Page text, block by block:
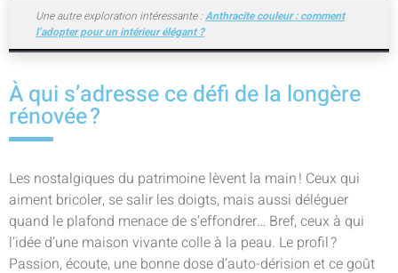
Une autre exploration intéressante :Anthracite couleur : comment
l’adopter pour un intérieur élégant ?
À qui s’adresse ce défi de la longère
rénovée ?
Les nostalgiques du patrimoine lèvent la main ! Ceux qui
aiment bricoler, se salir les doigts, mais aussi déléguer
quand le plafond menace de s’effondrer… Bref, ceux à qui
l’idée d’une maison vivante colle à la peau. Le profil ?
Passion, écoute, une bonne dose d’auto-dérision et ce goût